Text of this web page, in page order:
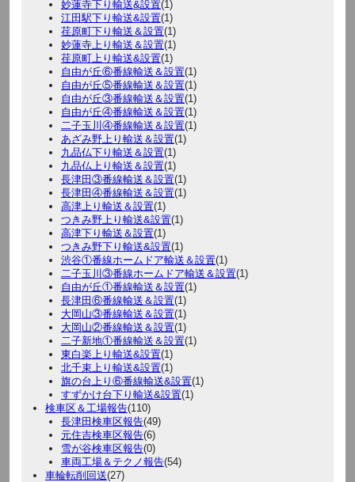
妙蓮寺下り輸送&設置(1)
江田駅下り輸送&設置(1)
荏原町下り輸送＆設置(1)
妙蓮寺上り輸送＆設置(1)
荏原町上り輸送&設置(1)
自由が丘⑥番線輸送＆設置(1)
自由が丘⑤番線輸送＆設置(1)
自由が丘③番線輸送＆設置(1)
自由が丘④番線輸送＆設置(1)
二子玉川④番線輸送＆設置(1)
あざみ野上り輸送＆設置(1)
九品仏下り輸送＆設置(1)
九品仏上り輸送＆設置(1)
長津田③番線輸送＆設置(1)
長津田④番線輸送＆設置(1)
高津上り輸送＆設置(1)
つきみ野上り輸送&設置(1)
高津下り輸送＆設置(1)
つきみ野下り輸送&設置(1)
渋谷①番線ホームドア輸送＆設置(1)
二子玉川③番線ホームドア輸送＆設置(1)
自由が丘①番線輸送＆設置(1)
長津田⑥番線輸送＆設置(1)
大岡山③番線輸送＆設置(1)
大岡山②番線輸送＆設置(1)
二子新地①番線輸送＆設置(1)
東白楽上り輸送&設置(1)
北千束上り輸送&設置(1)
旗の台上り⑥番線輸送&設置(1)
すずかけ台下り輸送&設置(1)
検車区＆工場報告(110)
長津田検車区報告(49)
元住吉検車区報告(6)
雪が谷検車区報告(0)
車両工場＆テクノ報告(54)
車輪転削回送(27)